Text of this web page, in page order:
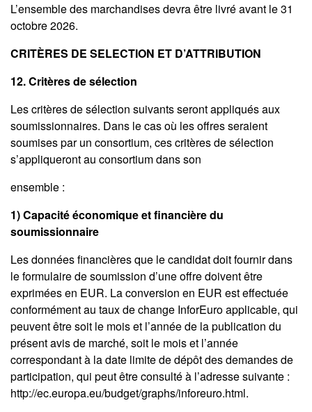
L’ensemble des marchandises devra être livré avant le 31
octobre 2026.
CRITÈRES DE SELECTION ET D’ATTRIBUTION
12. Critères de sélection
Les critères de sélection suivants seront appliqués aux
soumissionnaires. Dans le cas où les offres seraient
soumises par un consortium, ces critères de sélection
s’appliqueront au consortium dans son
ensemble :
1) Capacité économique et financière du
soumissionnaire
Les données financières que le candidat doit fournir dans
le formulaire de soumission d’une offre doivent être
exprimées en EUR. La conversion en EUR est effectuée
conformément au taux de change InforEuro applicable, qui
peuvent être soit le mois et l’année de la publication du
présent avis de marché, soit le mois et l’année
correspondant à la date limite de dépôt des demandes de
participation, qui peut être consulté à l’adresse suivante :
http://ec.europa.eu/budget/graphs/inforeuro.html.